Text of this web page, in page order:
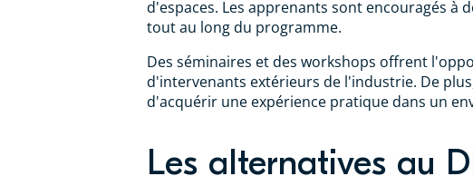
d'espaces. Les apprenants sont encouragés
tout au long du programme.
Des séminaires et des workshops offrent
d'intervenants extérieurs de l'industrie. De
d'acquérir une expérience pratique dans un
Les alternatives au